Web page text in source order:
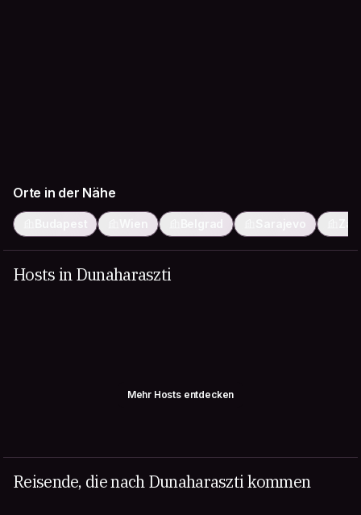
Orte in der Nähe
Budapest Wien Belgrad Sarajevo
Hosts in Dunaharaszti
Mehr Hosts entdecken
Reisende, die nach Dunaharaszti kommen